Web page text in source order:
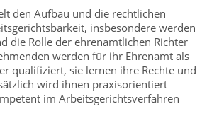
den Aufbau und die rechtlichen
insbesondere werden
die Rolle der ehrenamtlichen Richter
werden für ihr Ehrenamt als
qualifiziert, sie lernen ihre Rechte und
wird ihnen praxisorientiert
im Arbeitsgerichtsverfahren